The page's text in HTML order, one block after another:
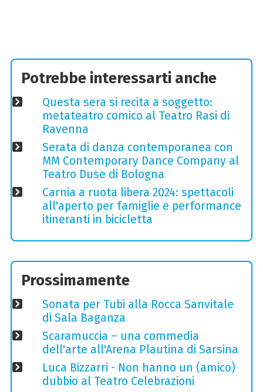
Potrebbe interessarti anche
Questa sera si recita a soggetto:
metateatro comico al Teatro Rasi di
Ravenna
Serata di danza contemporanea con
MM Contemporary Dance Company al
Teatro Duse di Bologna
Carnia a ruota libera 2024: spettacoli
all'aperto per famiglie e performance
itineranti in bicicletta
Prossimamente
Sonata per Tubi alla Rocca Sanvitale
di Sala Baganza
Scaramuccia – una commedia
dell'arte all'Arena Plautina di Sarsina
Luca Bizzarri - Non hanno un (amico)
dubbio al Teatro Celebrazioni